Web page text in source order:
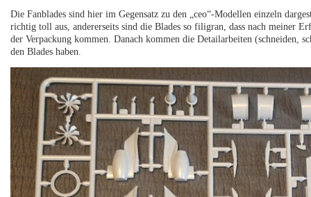
Die Fanblades sind hier im Gegensatz zu den „ceo“-Modellen einzeln
richtig toll aus, andererseits sind die Blades so filigran, dass nach meiner
der Verpackung kommen. Danach kommen die Detailarbeiten (schneiden,
den Blades haben.